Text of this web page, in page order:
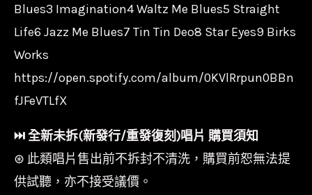
Section
數
量
Blues3 Imagination4 Waltz Me Blues5 Straight
Life6 Jazz Me Blues7 Tin Tin Deo8 Star Eyes9 Birks
Works
https://open.spotify.com/album/0KVlRrpun0BBn
fJFeVTLfX
⏭︎ 全新未拆(新發行/重發復刻)唱片 購買須知
⊛ 此類唱片售出前不拆封不清洗，購買前恕無法提
供試聽，亦不接受議價。